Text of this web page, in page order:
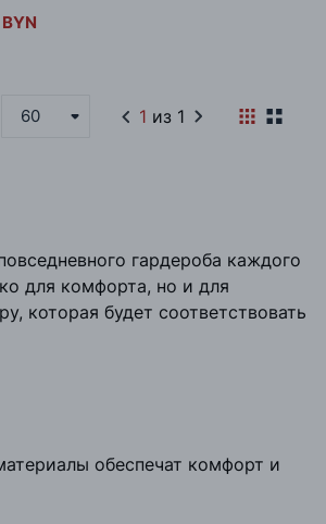
60 1 из 1
гардероба каждого
для комфорта, но и для
которая будет соответствовать
обеспечат комфорт и